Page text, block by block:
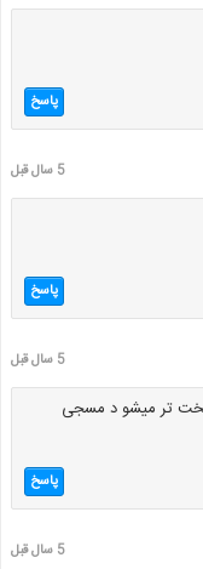
پاسخ
5 سال قبل
پاسخ
5 سال قبل
سخت تر میشو د مسجی
پاسخ
5 سال قبل